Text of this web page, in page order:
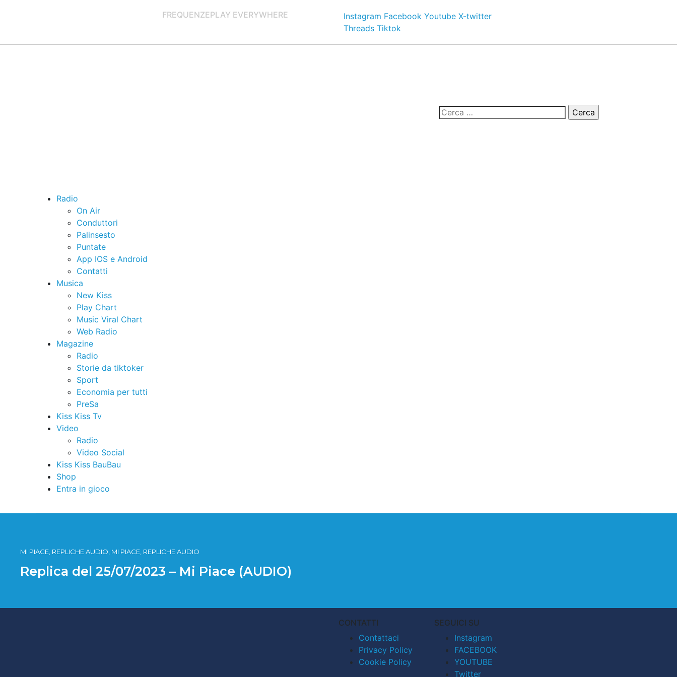
FREQUENZEPLAY EVERYWHERE Instagram Facebook Youtube X-twitter
Threads Tiktok
Radio
On Air
Conduttori
Palinsesto
Puntate
App IOS e Android
Contatti
Musica
New Kiss
Play Chart
Music Viral Chart
Web Radio
Magazine
Radio
Storie da tiktoker
Sport
Economia per tutti
PreSa
Kiss Kiss Tv
Video
Radio
Video Social
Kiss Kiss BauBau
Shop
Entra in gioco
MI PIACE, REPLICHE AUDIO, MI PIACE, REPLICHE AUDIO
Replica del 25/07/2023 – Mi Piace (AUDIO)
CONTATTI
Contattaci
Privacy Policy
Cookie Policy
SEGUICI SU
Instagram
FACEBOOK
YOUTUBE
Twitter